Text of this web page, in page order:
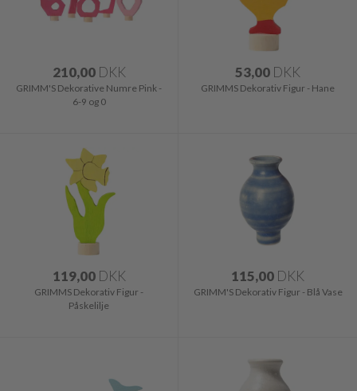
210,00 DKK
GRIMM'S Dekorative Numre Pink -
6-9 og 0
53,00 DKK
GRIMMS Dekorativ Figur - Hane
119,00 DKK
GRIMMS Dekorativ Figur -
Påskelilje
115,00 DKK
GRIMM'S Dekorativ Figur - Blå Vase